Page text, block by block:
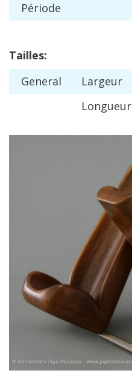
Période
Tailles:
General
Largeur
Longueur